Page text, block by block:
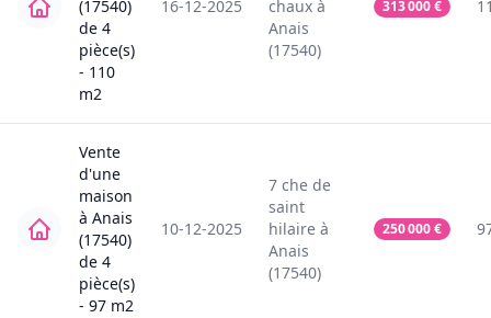
(17540)
de 4
pièce(s)
- 110
m2
16-12-2025
chaux à
Anais
(17540)
313 000€
Vente
d'une
maison
à Anais
(17540)
de 4
pièce(s)
- 97 m2
10-12-2025
7 che de
saint
hilaire à
Anais
(17540)
250 000€